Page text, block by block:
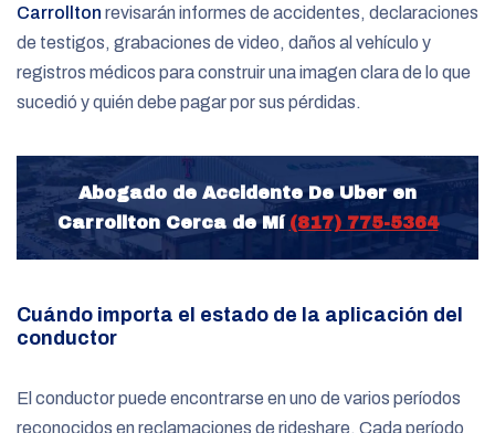
Carrollton revisarán informes de accidentes, declaraciones
de testigos, grabaciones de video, daños al vehículo y
registros médicos para construir una imagen clara de lo que
sucedió y quién debe pagar por sus pérdidas.
Abogado de Accidente De Uber en
Carrollton Cerca de Mí (817) 775-5364
Cuándo importa el estado de la aplicación del
conductor
El conductor puede encontrarse en uno de varios períodos
reconocidos en reclamaciones de rideshare. Cada período